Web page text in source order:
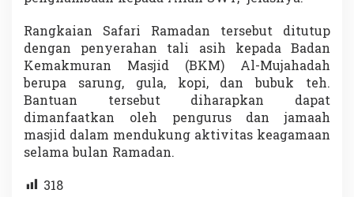
Rangkaian Safari Ramadan tersebut ditutup
dengan penyerahan tali asih kepada Badan
Kemakmuran Masjid (BKM) Al-Mujahadah
berupa sarung, gula, kopi, dan bubuk teh.
Bantuan tersebut diharapkan dapat
dimanfaatkan oleh pengurus dan jamaah
masjid dalam mendukung aktivitas keagamaan
selama bulan Ramadan.
318